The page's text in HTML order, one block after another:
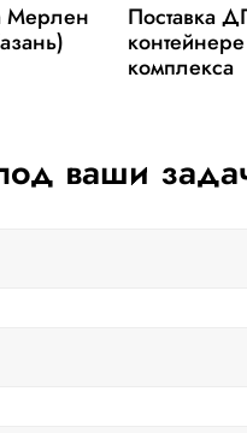
Мерлен
Поставка
комплекса
ваши